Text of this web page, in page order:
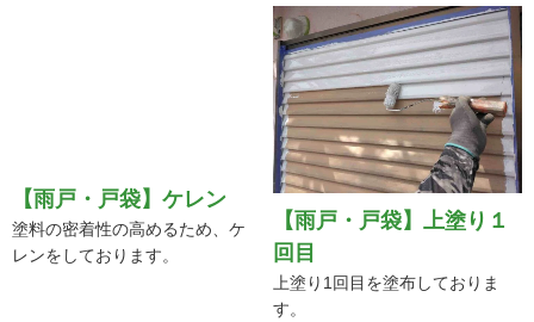
【雨戸・戸袋】ケレン
塗料の密着性の高めるため、ケ
【雨戸・戸袋】上塗り１
回目
上塗り1回目を塗布しておりま
す。